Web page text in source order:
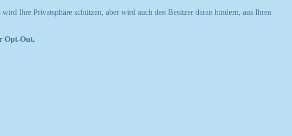
Ihre Privatsphäre schützen, aber wird auch den Besitzer daran hindern, aus Ihren
Opt-Out.